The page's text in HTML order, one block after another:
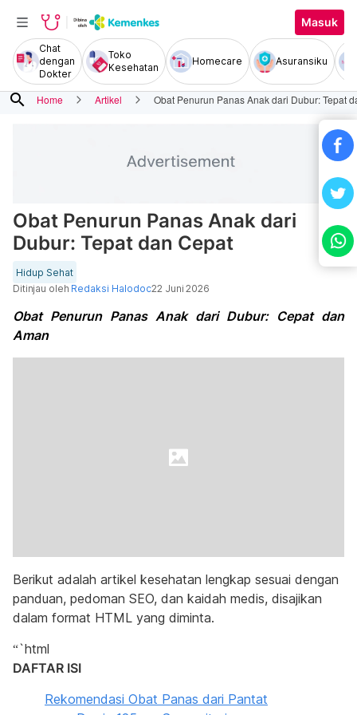
Masuk
Chat
dengan
Dokter
Toko
Kesehatan
Homecare Asuransiku
search Home Artikel Obat Penurun Panas Anak dari Dubur: Tepat
Obat Penurun Panas Anak dari
Dubur: Tepat dan Cepat
Hidup Sehat
Ditinjau oleh Redaksi Halodoc22 Juni 2026
Obat Penurun Panas Anak dari Dubur: Cepat dan
Aman
Berikut adalah artikel kesehatan lengkap sesuai dengan
panduan, pedoman SEO, dan kaidah medis, disajikan
dalam format HTML yang diminta.
“`html
DAFTAR ISI
Rekomendasi Obat Panas dari Pantat